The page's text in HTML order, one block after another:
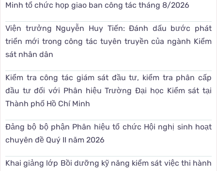
Minh tổ chức họp giao ban công tác tháng 8/2026
Viện trưởng Nguyễn Huy Tiến: Đánh dấu bước phát
triển mới trong công tác tuyên truyền của ngành Kiểm
sát nhân dân
Kiểm tra công tác giám sát đầu tư, kiểm tra phân cấp
đầu tư đối với Phân hiệu Trường Đại học Kiểm sát tại
Thành phố Hồ Chí Minh
Đảng bộ bộ phận Phân hiệu tổ chức Hội nghị sinh hoạt
chuyên đề Quý II năm 2026
Khai giảng lớp Bồi dưỡng kỹ năng kiểm sát việc thi hành